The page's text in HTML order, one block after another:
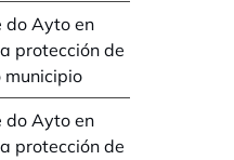
Ayto en
protección de
municipio
Ayto en
protección de